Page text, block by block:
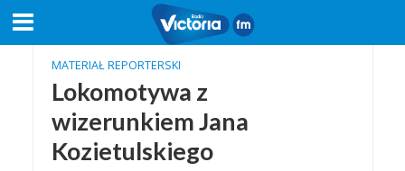
MATERIAŁ REPORTERSKI
Lokomotywa z
wizerunkiem Jana
Kozietulskiego